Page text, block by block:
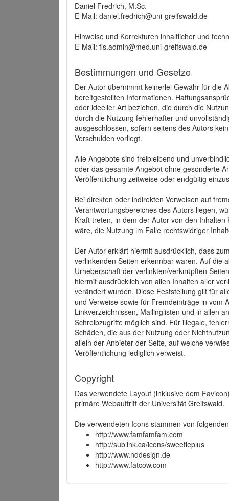
Daniel Fredrich, M.Sc.
E-Mail: daniel.fredrich@uni-greifswald.de
Hinweise und Korrekturen inhaltlicher und
E-Mail: fis.admin@med.uni-greifswald.de
Bestimmungen und Gesetze
Der Autor übernimmt keinerlei Gewähr für die
bereitgestellten Informationen.
oder ideeller Art beziehen, die durch die
durch die Nutzung fehlerhafter und
ausgeschlossen, sofern seitens des Autors
Verschulden vorliegt.
Alle Angebote sind freibleibend und
oder das gesamte Angebot ohne gesonderte
Veröffentlichung zeitweise oder endgültig
Bei direkten oder indirekten Verweisen auf
Verantwortungsbereiches des Autors liegen,
Kraft treten, in dem der Autor von den
wäre, die Nutzung im Falle rechtswidriger
Der Autor erklärt hiermit ausdrücklich, dass
verlinkenden Seiten erkennbar waren. Auf die
Urheberschaft der verlinkten/verknüpften
hiermit ausdrücklich von allen Inhalten aller
verändert wurden. Diese Feststellung gilt für
und Verweise sowie für Fremdeinträge in vom
Linkverzeichnissen, Mailinglisten und in allen
Schreibzugriffe möglich sind. Für illegale,
Schäden, die aus der Nutzung oder
allein der Anbieter der Seite, auf welche
Veröffentlichung lediglich verweist.
Copyright
Das verwendete Layout (inklusive dem
primäre Webauftritt der Universität Greifswald.
Die verwendeten Icons stammen von
http://www.famfamfam.com
http://sublink.ca/icons/sweetieplus
http://www.nddesign.de
http://www.fatcow.com